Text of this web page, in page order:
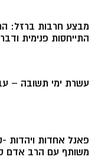
מבצע חרבות ברזל:
התייחסות פנימית
עשרת ימי תשובה –
פאנל אחדות ויהדות -
משותף עם הרב אדם